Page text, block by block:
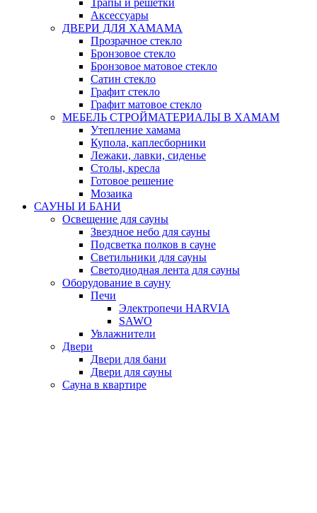
Трапы и решетки
Аксессуары
ДВЕРИ ДЛЯ ХАМАМА
Прозрачное стекло
Бронзовое стекло
Бронзовое матовое стекло
Сатин стекло
Графит стекло
Графит матовое стекло
МЕБЕЛЬ СТРОЙМАТЕРИАЛЫ В ХАМАМ
Утепление хамама
Купола, каплесборники
Лежаки, лавки, сиденье
Столы, кресла
Готовое решение
Мозаика
САУНЫ И БАНИ
Освещение для сауны
Звездное небо для сауны
Подсветка полков в сауне
Светильники для сауны
Светодиодная лента для сауны
Оборудование в сауну
Печи
Электропечи HARVIA
SAWO
Увлажнители
Двери
Двери для бани
Двери для сауны
Сауна в квартире